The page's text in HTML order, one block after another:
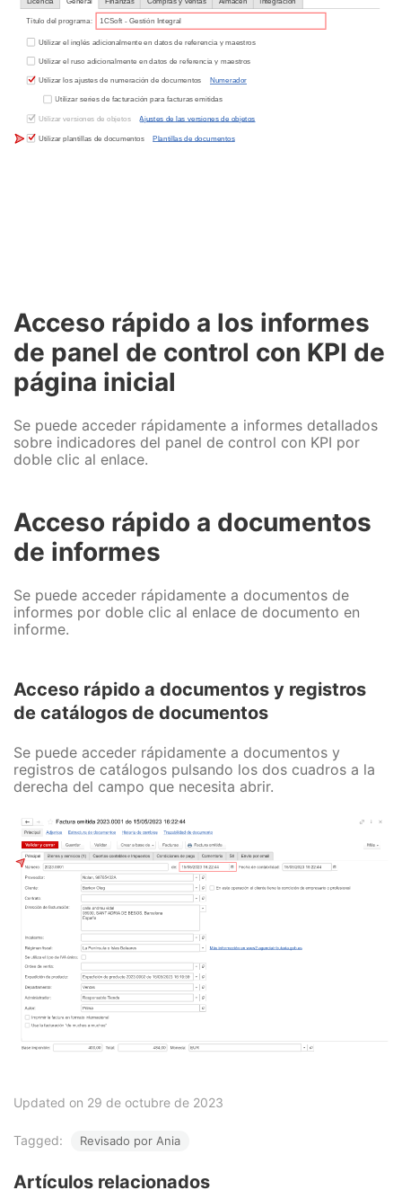
Acceso rápido a los informes
de panel de control con KPI de
página inicial
Se puede acceder rápidamente a informes detallados
sobre indicadores del panel de control con KPI por
doble clic al enlace.
Acceso rápido a documentos
de informes
Se puede acceder rápidamente a documentos de
informes por doble clic al enlace de documento en
informe.
Acceso rápido a documentos y registros
de catálogos de documentos
Se puede acceder rápidamente a documentos y
registros de catálogos pulsando los dos cuadros a la
derecha del campo que necesita abrir.
Updated on 29 de octubre de 2023
Tagged: Revisado por Ania
Artículos relacionados